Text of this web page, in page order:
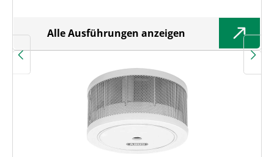
Alle Ausführungen anzeigen